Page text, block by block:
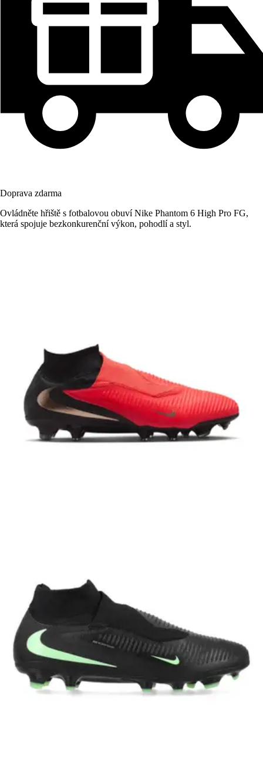
Doprava zdarma
Ovládněte hřiště s fotbalovou obuví Nike Phantom 6 High Pro FG,
která spojuje bezkonkurenční výkon, pohodlí a styl.